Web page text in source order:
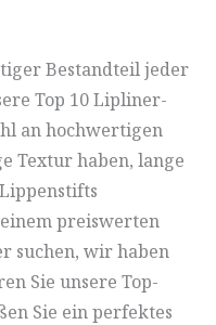
Bestandteil jeder
Top 10 Lipliner-
an hochwertigen
Textur haben, lange
preiswerten
suchen, wir haben
Sie unsere Top-
Sie ein perfektes